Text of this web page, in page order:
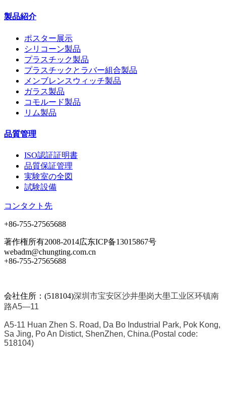
製品紹介
ポスター展示
シリコーン製品
プラスチック製品
プラスチックとラバー組合製品
メンブレンスウィッチ製品
ガラス製品
コモルード製品
リム製品
品質管理
ISO認証証明書
品質保証管理
実験室の全図
試験設備
コンタクト先
+86-755-27565688
著作権所有2008-2014広东ICP备13015867号
webadm@chungting.com.cn
+86-755-27565688
会社住所：(518104)深圳市宝安区沙井壆岗大壆工业区环镇南
路A5—11
A5-11 Huan Zhen S. Road, Da Bo Industrial Park, Pok Kong,
Sa Jing, Po An Distict, ShenZhen, China.(Postal code:
518104)